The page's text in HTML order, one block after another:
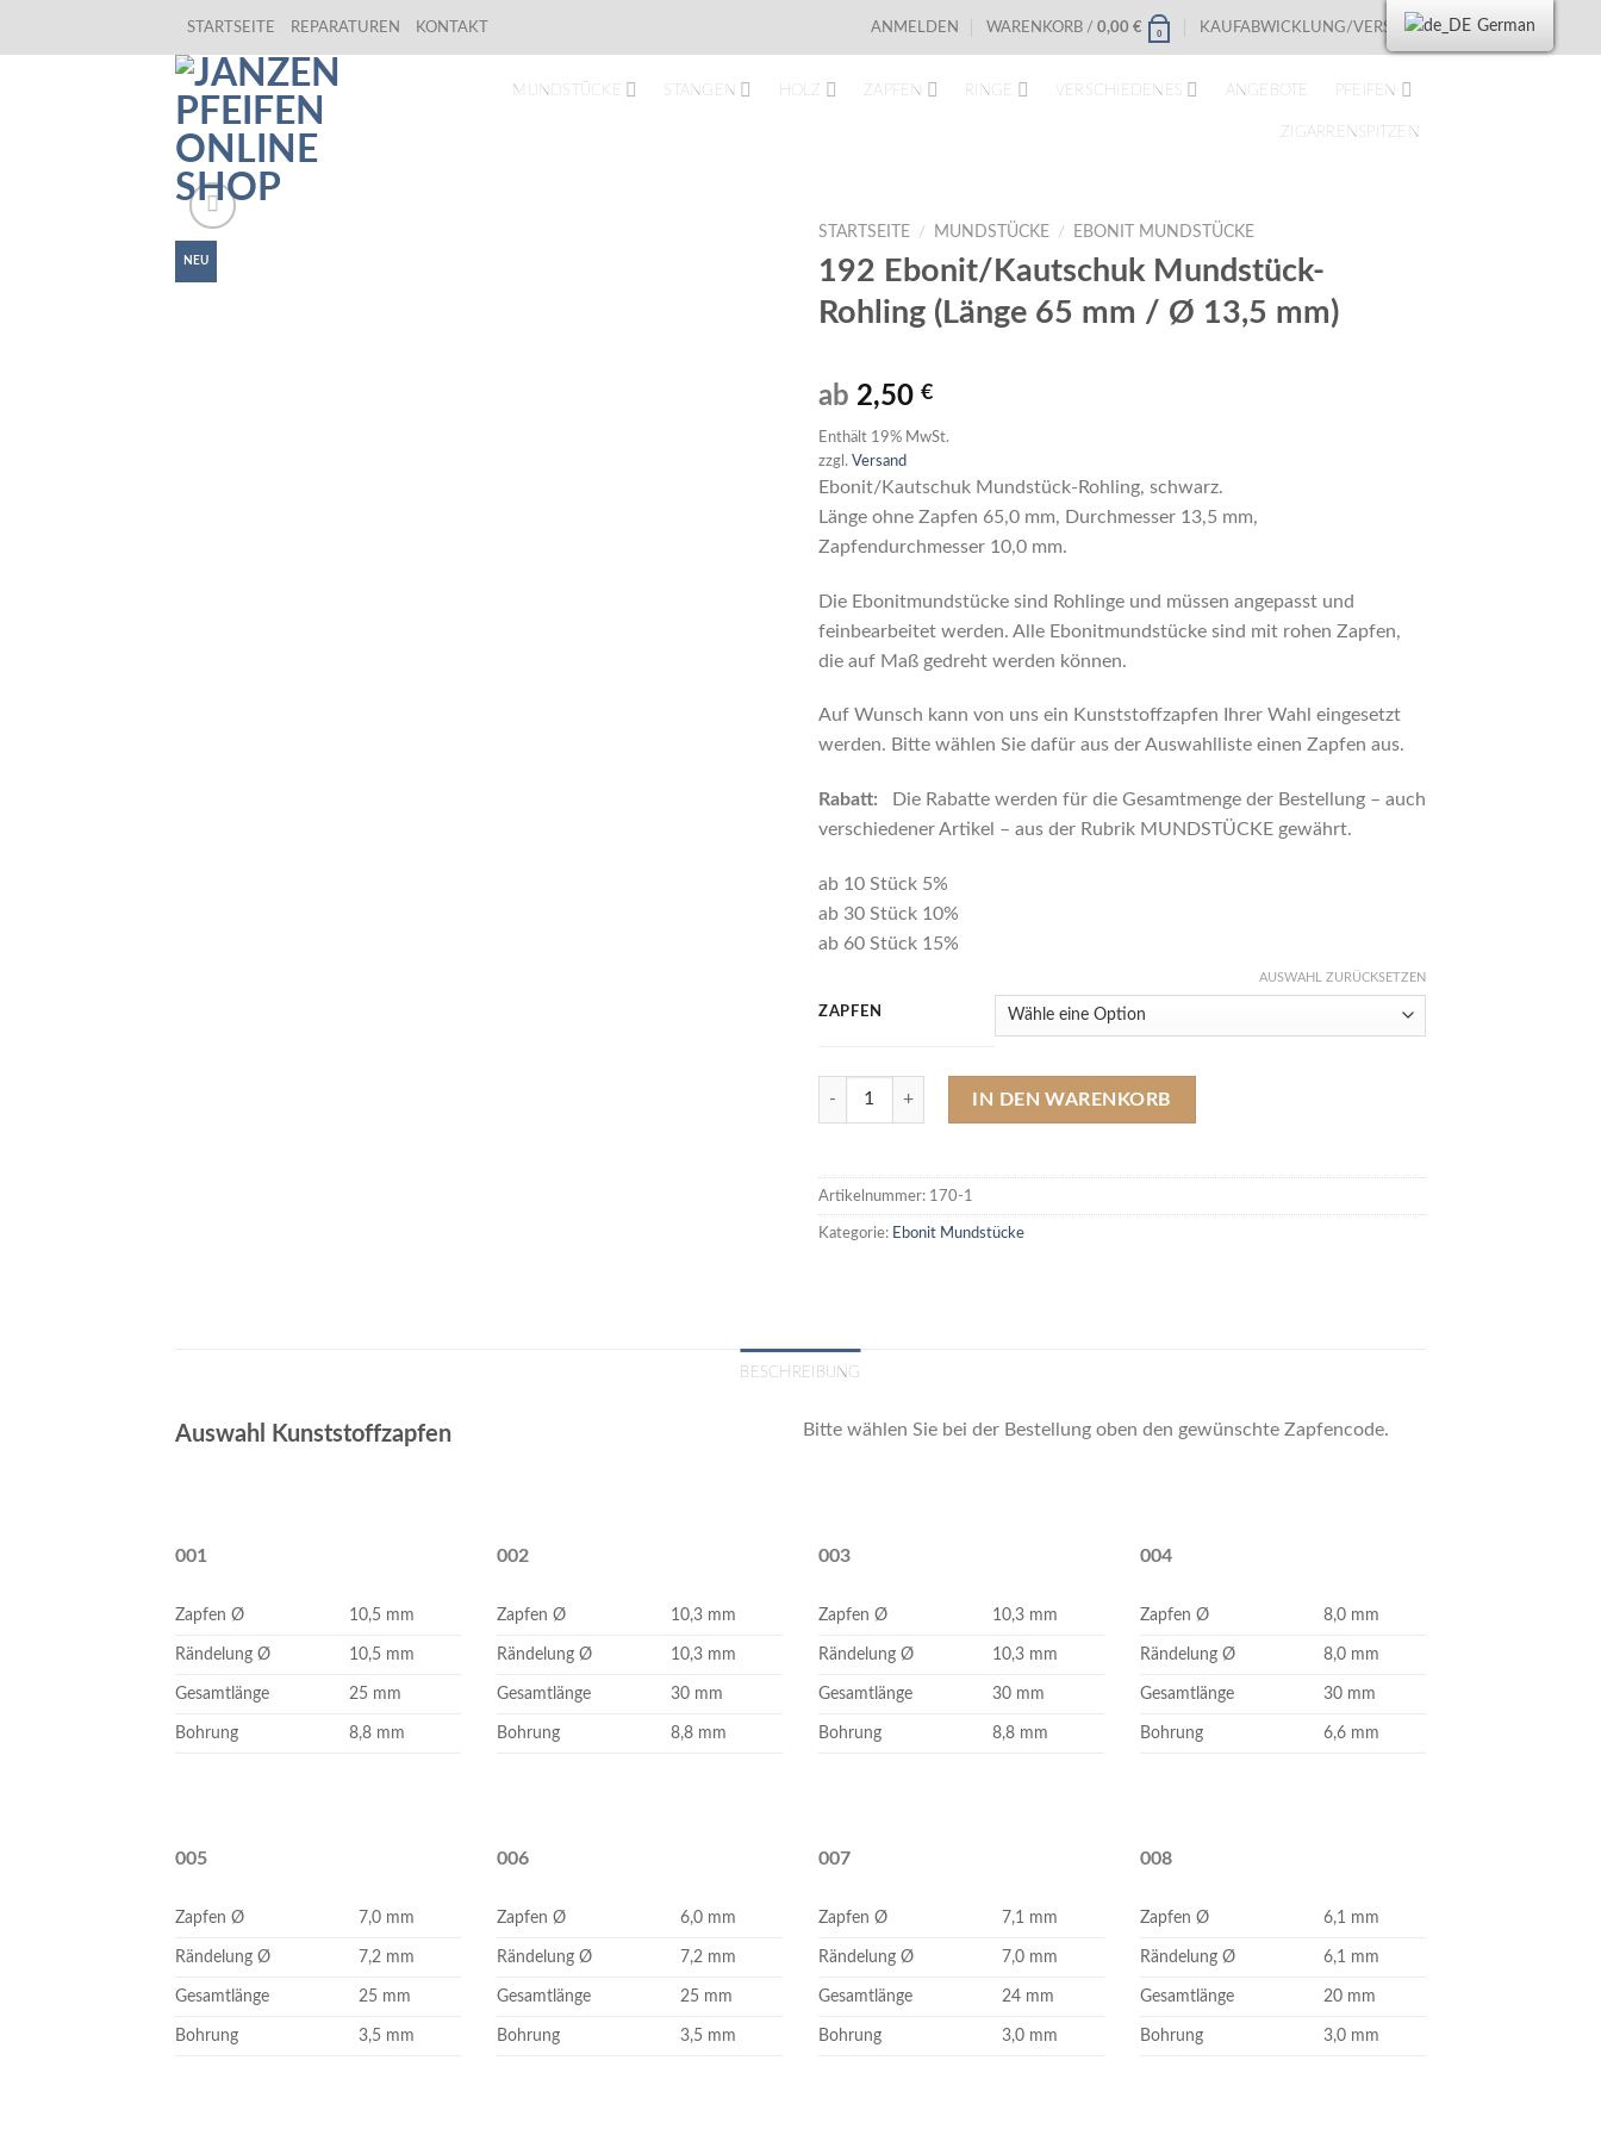
STARTSEITE REPARATUREN KONTAKT ANMELDEN WARENKORB / 0,00 € 0 KAUFABWICKLUNG/VERSAND
MUNDSTÜCKE STANGEN HOLZ ZAPFEN RINGE VERSCHIEDENES ANGEBOTE PFEIFEN
ZIGARRENSPITZEN
NEU
STARTSEITE / MUNDSTÜCKE / EBONIT MUNDSTÜCKE
192 Ebonit/Kautschuk Mundstück-
Rohling (Länge 65 mm / Ø 13,5 mm)
ab 2,50 €
Enthält 19% MwSt.
zzgl. Versand
Ebonit/Kautschuk Mundstück-Rohling, schwarz.
Länge ohne Zapfen 65,0 mm, Durchmesser 13,5 mm,
Zapfendurchmesser 10,0 mm.
Die Ebonitmundstücke sind Rohlinge und müssen angepasst und
feinbearbeitet werden. Alle Ebonitmundstücke sind mit rohen Zapfen,
die auf Maß gedreht werden können.
Auf Wunsch kann von uns ein Kunststoffzapfen Ihrer Wahl eingesetzt
werden. Bitte wählen Sie dafür aus der Auswahlliste einen Zapfen aus.
Rabatt:
Die Rabatte werden für die Gesamtmenge der Bestellung – auch
verschiedener Artikel – aus der Rubrik MUNDSTÜCKE gewährt.
ab 10 Stück 5%
ab 30 Stück 10%
ab 60 Stück 15%
ZAPFEN
AUSWAHL ZURÜCKSETZEN
192 Ebonit/Kautschuk Mundstück-Rohling (Länge 65 mm / Ø 13,5 mm) Menge
IN DEN WARENKORB
Artikelnummer: 170-1
Kategorie: Ebonit Mundstücke
BESCHREIBUNG
Auswahl Kunststoffzapfen Bitte wählen Sie bei der Bestellung oben den gewünschte Zapfencode.
001
Zapfen Ø 10,5 mm
Rändelung Ø 10,5 mm
Gesamtlänge 25 mm
Bohrung 8,8 mm
002
Zapfen Ø 10,3 mm
Rändelung Ø 10,3 mm
Gesamtlänge 30 mm
Bohrung 8,8 mm
003
Zapfen Ø 10,3 mm
Rändelung Ø 10,3 mm
Gesamtlänge 30 mm
Bohrung 8,8 mm
004
Zapfen Ø 8,0 mm
Rändelung Ø 8,0 mm
Gesamtlänge 30 mm
Bohrung 6,6 mm
005
Zapfen Ø 7,0 mm
Rändelung Ø 7,2 mm
Gesamtlänge 25 mm
Bohrung 3,5 mm
006
Zapfen Ø 6,0 mm
Rändelung Ø 7,2 mm
Gesamtlänge 25 mm
Bohrung 3,5 mm
007
Zapfen Ø 7,1 mm
Rändelung Ø 7,0 mm
Gesamtlänge 24 mm
Bohrung 3,0 mm
008
Zapfen Ø 6,1 mm
Rändelung Ø 6,1 mm
Gesamtlänge 20 mm
Bohrung 3,0 mm
German